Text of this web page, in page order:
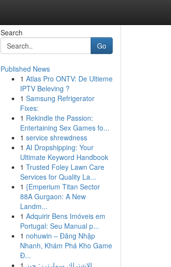
Search
Go
Published News
1 Atlas Pro ONTV: De Ultieme
IPTV Beleving ?
1 Samsung Refrigerator
Fixes:
1 Rekindle the Passion:
Entertaining Sex Games fo...
1 service shrewdness
1 AI Dropshipping: Your
Ultimate Keyword Handbook
1 Trusted Foley Lawn Care
Services for Quality La...
1 {Emperium Titan Sector
88A Gurgaon: A New
Landm...
1 Adquirir Bens Imóveis em
Portugal: Seu Manual p...
1 nohuwin – Đăng Nhập
Nhanh, Khám Phá Kho Game
Đ...
1 الاشتراك سمارترز: حيز